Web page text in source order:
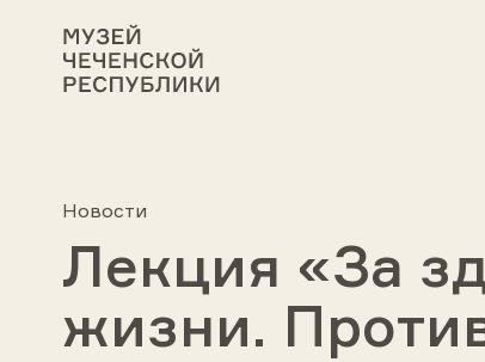
Новости
Лекция «За
жизни.